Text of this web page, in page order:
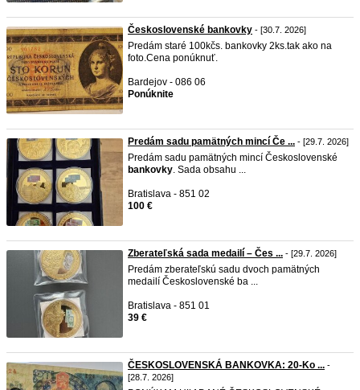
Československé bankovky - [30.7. 2026]
Predám staré 100kčs. bankovky 2ks.tak ako na
foto.Cena ponúknuť.
Bardejov - 086 06
Ponúknite
Predám sadu pamätných mincí Če ... - [29.7. 2026]
Predám sadu pamätných mincí Československé
bankovky. Sada obsahu ...
Bratislava - 851 02
100 €
Zberateľská sada medailí – Čes ... - [29.7. 2026]
Predám zberateľskú sadu dvoch pamätných
medailí Československé ba ...
Bratislava - 851 01
39 €
ČESKOSLOVENSKÁ BANKOVKA: 20-Ko ... -
[28.7. 2026]